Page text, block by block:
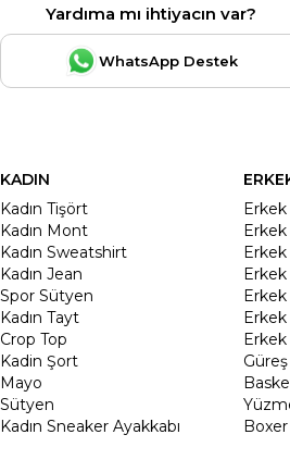
Yardıma mı ihtiyacın var?
WhatsApp Destek
KADIN
Kadın Tişört
Kadın Mont
Kadın Sweatshirt
Kadın Jean
Spor Sütyen
Kadın Tayt
Crop Top
Kadin Şort
Mayo
Sütyen
Kadın Sneaker Ayakkabı
Erkek
Güreş
Boxer